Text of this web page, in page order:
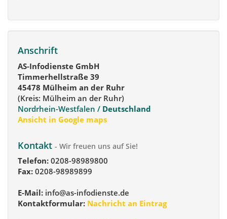
Anschrift
AS-Infodienste GmbH
Timmerhellstraße 39
45478 Mülheim an der Ruhr
(Kreis: Mülheim an der Ruhr)
Nordrhein-Westfalen / Deutschland
Ansicht in Google maps
Kontakt - Wir freuen uns auf Sie!
Telefon: 0208-98989800
Fax: 0208-98989899
E-Mail: info@as-infodienste.de
Kontaktformular: Nachricht an Eintrag